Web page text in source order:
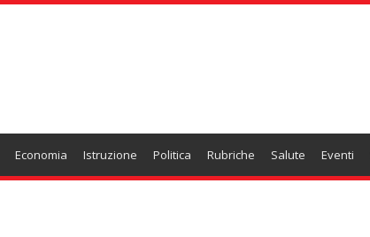
Economia Istruzione Politica Rubriche Salute Eventi